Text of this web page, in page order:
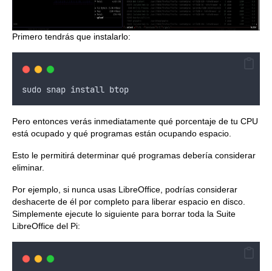
Primero tendrás que instalarlo:
sudo snap install btop
Pero entonces verás inmediatamente qué porcentaje de tu CPU
está ocupado y qué programas están ocupando espacio.
Esto le permitirá determinar qué programas debería considerar
eliminar.
Por ejemplo, si nunca usas LibreOffice, podrías considerar
deshacerte de él por completo para liberar espacio en disco.
Simplemente ejecute lo siguiente para borrar toda la Suite
LibreOffice del Pi: